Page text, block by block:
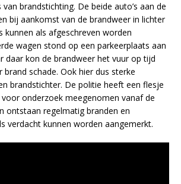
brandstichting. De beide auto’s aan de
bij aankomst van de brandweer in lichter
kunnen als afgeschreven worden
wagen stond op een parkeerplaats aan
daar kon de brandweer het vuur op tijd
brand schade. Ook hier dus sterke
brandstichter. De politie heeft een flesje
onderzoek meegenomen vanaf de
ontstaan regelmatig branden en
verdacht kunnen worden aangemerkt.